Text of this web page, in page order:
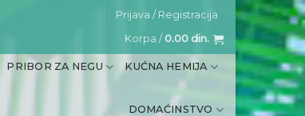
Prijava / Registracija
Korpa /0.00 din.
PRIBOR ZA NEGU KUĆNA HEMIJA
DOMAĆINSTVO